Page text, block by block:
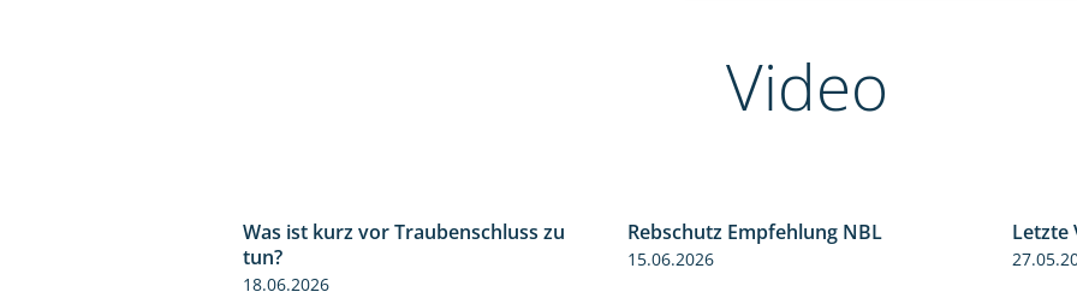
Video
Was ist kurz vor Traubenschluss zu
tun?
18.06.2026
Rebschutz Empfehlung NBL
15.06.2026
Letzte